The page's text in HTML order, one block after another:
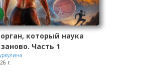
который наука
Часть 1
г.